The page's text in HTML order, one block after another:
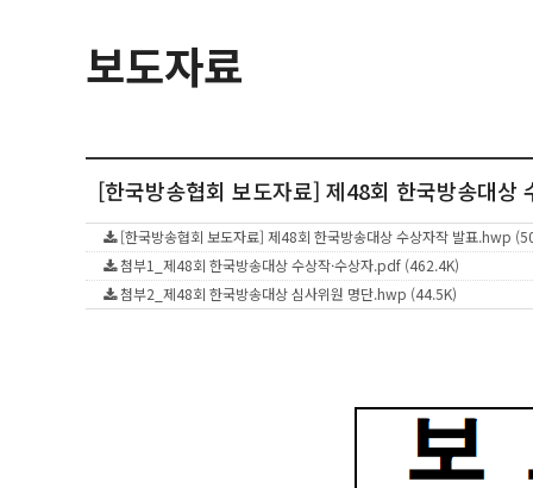
보도자료
[한국방송협회 보도자료] 제48회 한국방송대상
[한국방송협회 보도자료] 제48회 한국방송대상 수상자작 발표.hwp
첨부1_제48회 한국방송대상 수상작·수상자.pdf (462.4K)
첨부2_제48회 한국방송대상 심사위원 명단.hwp (44.5K)